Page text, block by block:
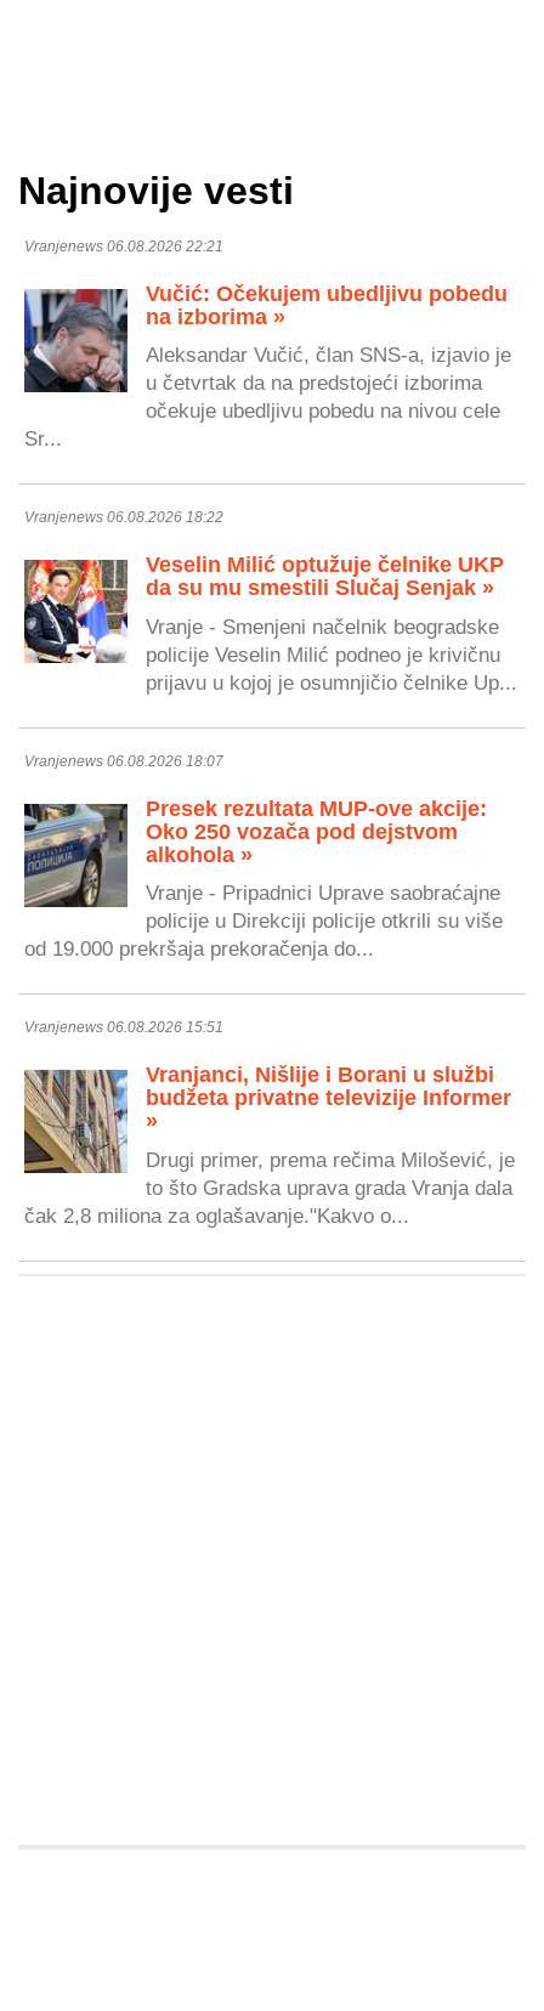
Najnovije vesti
Vranjenews 06.08.2026 22:21
Vučić: Očekujem ubedljivu pobedu
na izborima »
Aleksandar Vučić, član SNS-a, izjavio je
u četvrtak da na predstojeći izborima
očekuje ubedljivu pobedu na nivou cele
Sr...
Vranjenews 06.08.2026 18:22
Veselin Milić optužuje čelnike UKP
da su mu smestili Slučaj Senjak »
Vranje - Smenjeni načelnik beogradske
policije Veselin Milić podneo je krivičnu
prijavu u kojoj je osumnjičio čelnike Up...
Vranjenews 06.08.2026 18:07
Presek rezultata MUP-ove akcije:
Oko 250 vozača pod dejstvom
alkohola »
Vranje - Pripadnici Uprave saobraćajne
policije u Direkciji policije otkrili su više
od 19.000 prekršaja prekoračenja do...
Vranjenews 06.08.2026 15:51
Vranjanci, Nišlije i Borani u službi
budžeta privatne televizije Informer
»
Drugi primer, prema rečima Milošević, je
to što Gradska uprava grada Vranja dala
čak 2,8 miliona za oglašavanje."Kakvo o...